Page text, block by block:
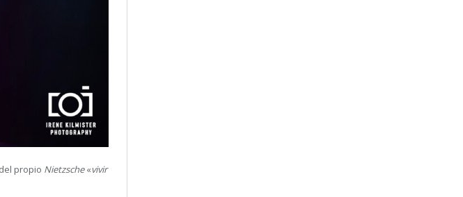
propio Nietzsche«vivir